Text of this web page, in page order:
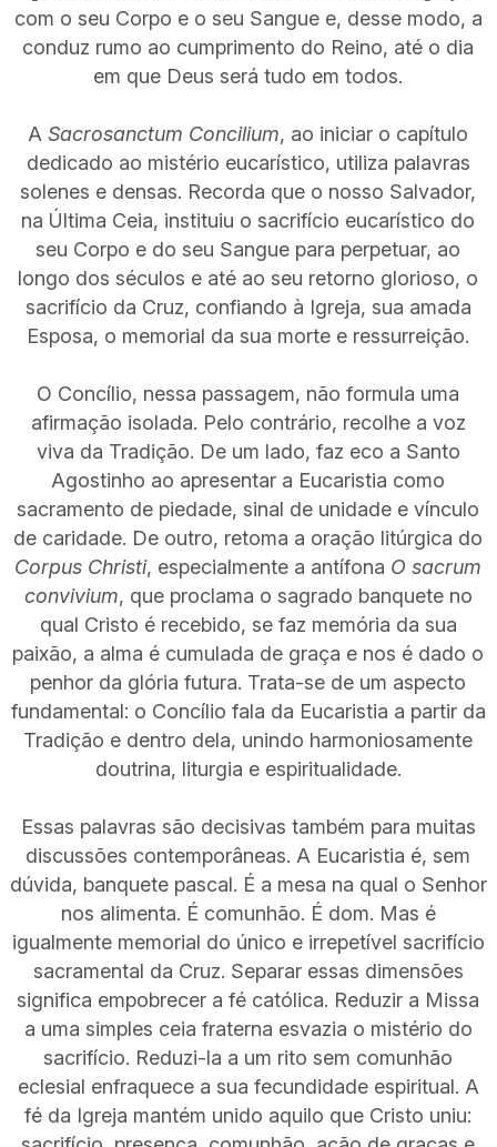
com o seu Corpo e o seu Sangue e, desse modo, a
conduz rumo ao cumprimento do Reino, até o dia
em que Deus será tudo em todos.
ASacrosanctum Concilium, ao iniciar o capítulo
dedicado ao mistério eucarístico, utiliza palavras
solenes e densas. Recorda que o nosso Salvador,
na Última Ceia, instituiu o sacrifício eucarístico do
seu Corpo e do seu Sangue para perpetuar, ao
longo dos séculos e até ao seu retorno glorioso, o
sacrifício da Cruz, confiando à Igreja, sua amada
Esposa, o memorial da sua morte e ressurreição.
O Concílio, nessa passagem, não formula uma
afirmação isolada. Pelo contrário, recolhe a voz
viva da Tradição. De um lado, faz eco a Santo
Agostinho ao apresentar a Eucaristia como
sacramento de piedade, sinal de unidade e vínculo
de caridade. De outro, retoma a oração litúrgica do
Corpus Christi, especialmente a antífona O sacrum
convivium, que proclama o sagrado banquete no
qual Cristo é recebido, se faz memória da sua
paixão, a alma é cumulada de graça e nos é dado o
penhor da glória futura. Trata-se de um aspecto
fundamental: o Concílio fala da Eucaristia a partir da
Tradição e dentro dela, unindo harmoniosamente
doutrina, liturgia e espiritualidade.
Essas palavras são decisivas também para muitas
discussões contemporâneas. A Eucaristia é, sem
dúvida, banquete pascal. É a mesa na qual o Senhor
nos alimenta. É comunhão. É dom. Mas é
igualmente memorial do único e irrepetível sacrifício
sacramental da Cruz. Separar essas dimensões
significa empobrecer a fé católica. Reduzir a Missa
a uma simples ceia fraterna esvazia o mistério do
sacrifício. Reduzi-la a um rito sem comunhão
eclesial enfraquece a sua fecundidade espiritual. A
fé da Igreja mantém unido aquilo que Cristo uniu: